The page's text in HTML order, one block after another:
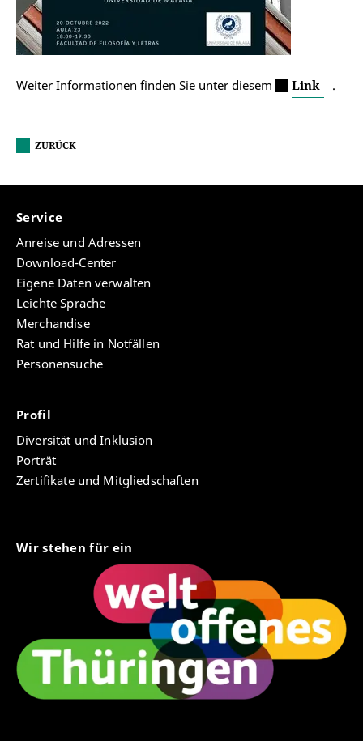
Weiter Informationen finden Sie unter diesem Link .
ZURÜCK
Service
Anreise und Adressen
Download-Center
Eigene Daten verwalten
Leichte Sprache
Merchandise
Rat und Hilfe in Notfällen
Personensuche
Profil
Diversität und Inklusion
Porträt
Zertifikate und Mitgliedschaften
Wir stehen für ein